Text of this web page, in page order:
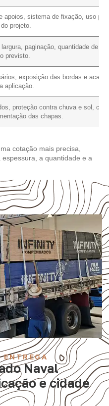
apoios, sistema de fixação, uso
projeto.
paginação, quantidade de
previsto.
exposição das bordas e
aplicação.
proteção contra chuva e sol,
das chapas.
cotação mais precisa,
a quantidade e a
ENTREGA
Naval
e cidade